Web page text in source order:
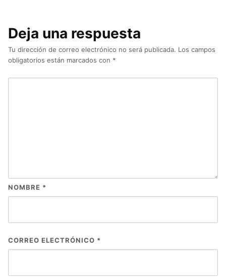
Deja una respuesta
Tu dirección de correo electrónico no será publicada. Los campos
obligatorios están marcados con *
NOMBRE *
CORREO ELECTRÓNICO *